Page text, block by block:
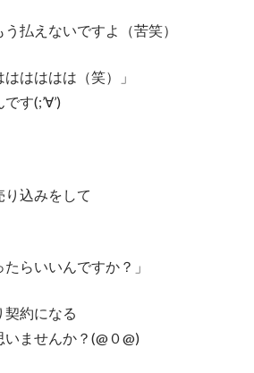
う払えないですよ（苦笑）
はははは（笑）」
す(;’∀’)
り込みをして
らいいんですか？」
契約になる
ませんか？(@０@)